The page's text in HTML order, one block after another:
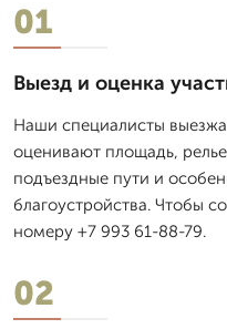
01
Выезд и оценка
Наши специалисты
оценивают площадь,
подъездные пути и
благоустройства. Чтобы
номеру +7 993 61-88-79.
02